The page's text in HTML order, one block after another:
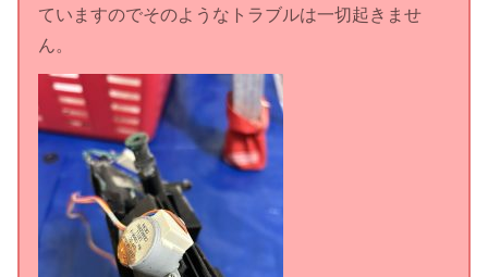
ていますのでそのようなトラブルは一切起きませ
ん。